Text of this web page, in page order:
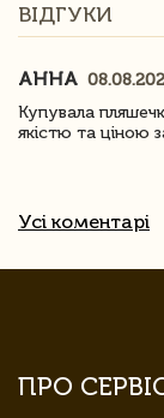
ВІДГУКИ
АННА
Купувала
якістю та ціною
Усі коментарі
ПРО